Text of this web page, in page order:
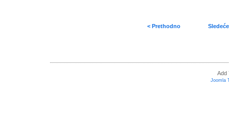
< Prethodno
Add
Joomla